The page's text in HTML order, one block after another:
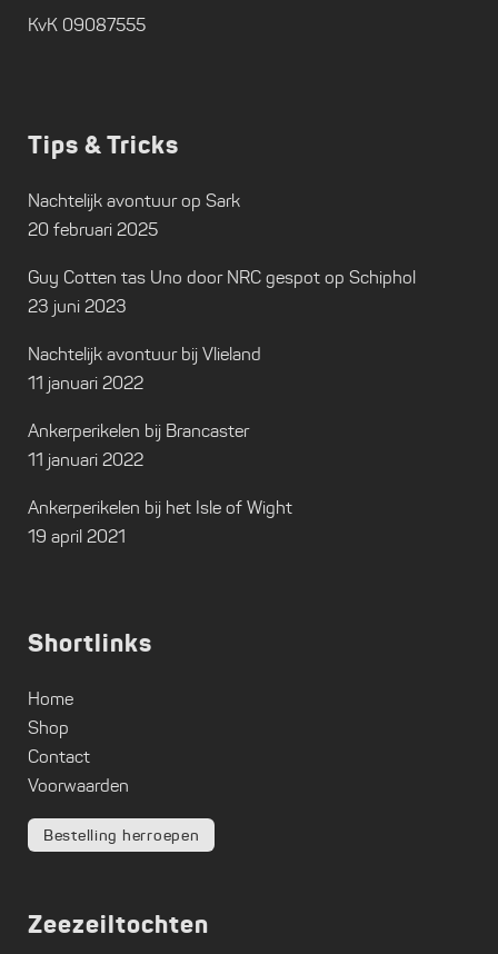
KvK 09087555
Tips & Tricks
Nachtelijk avontuur op Sark
20 februari 2025
Guy Cotten tas Uno door NRC gespot op Schiphol
23 juni 2023
Nachtelijk avontuur bij Vlieland
11 januari 2022
Ankerperikelen bij Brancaster
11 januari 2022
Ankerperikelen bij het Isle of Wight
19 april 2021
Shortlinks
Home
Shop
Contact
Voorwaarden
Bestelling herroepen
Zeezeiltochten